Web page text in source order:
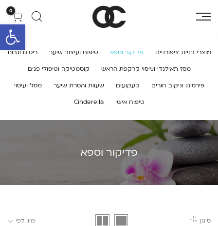
פתח
0
מוצרי בניית ציפורניים פדיקור וספא טיפוח ועיצוב שיער ריסים וגבות
מסז תאילנדי ועיסוי קרקפת הראש קוסמטיקה וטיפולי פנים
פירסינג וניקוב חורים קעקועים שעוות והסרת שיער מסז’ ועיסוי
טיפוח אישי Cinderella
פדיקור וספא
סינון מיון לפי